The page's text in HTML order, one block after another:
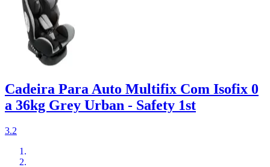
Cadeira Para Auto Multifix Com Isofix 0
a 36kg Grey Urban - Safety 1st
3.2